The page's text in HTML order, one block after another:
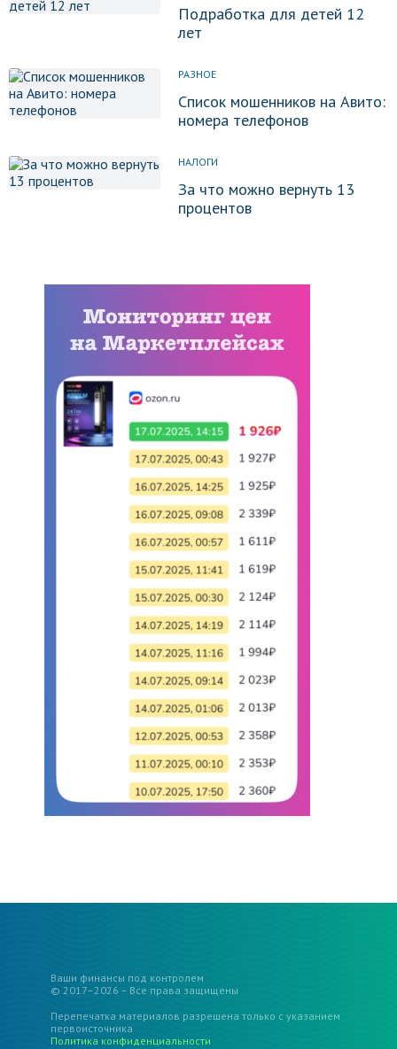
Подработка для детей 12
лет
РАЗНОЕ
Список мошенников на Авито:
номера телефонов
НАЛОГИ
За что можно вернуть 13
процентов
Ваши финансы под контролем
© 2017–2026 – Все права защищены
Перепечатка материалов разрешена только с указанием
первоисточника
Политика конфиденциальности